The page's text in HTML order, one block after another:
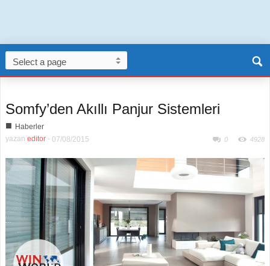
Somfy’den Akıllı Panjur Sistemleri
■ Haberler
yazan editor - 07/08/2015 0 4928